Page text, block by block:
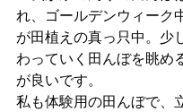
れ、ゴールデンウィーク
が田植えの真っ只中。少
わっていく田んぼを眺め
が良いです。
私も体験用の田んぼで、